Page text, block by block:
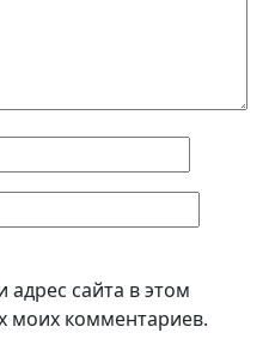
сайта в этом
моих комментариев.